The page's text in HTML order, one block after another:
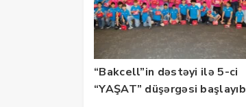
“Bakcell”in dəstəyi ilə 5-ci
“YAŞAT” düşərgəsi başlayıb